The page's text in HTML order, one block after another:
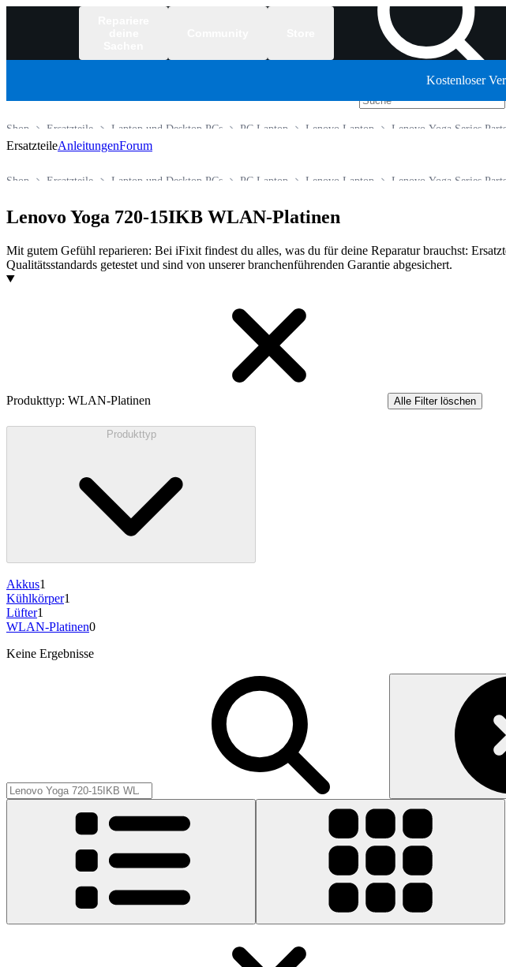
Kostenloser
Lenovo Yoga Series Parts
Lenovo Laptop
PC Laptop
Laptop und Desktop PCs
Ersatzteile
Shop
ErsatzteileAnleitungenForum
Lenovo Yoga Series Parts
Lenovo Laptop
PC Laptop
Laptop und Desktop PCs
Ersatzteile
Shop
Lenovo Yoga 720-15IKB WLAN-Platinen
Mit gutem Gefühl reparieren: Bei iFixit findest du alles, was du für deine Reparatur brauchst:
Qualitätsstandards getestet und sind von unserer branchenführenden Garantie abgesichert.
Produkte
Produkttyp: WLAN-Platinen Alle Filter löschen
Produkttyp
Akkus1
Kühlkörper1
Lüfter1
WLAN-Platinen0
Keine Ergebnisse